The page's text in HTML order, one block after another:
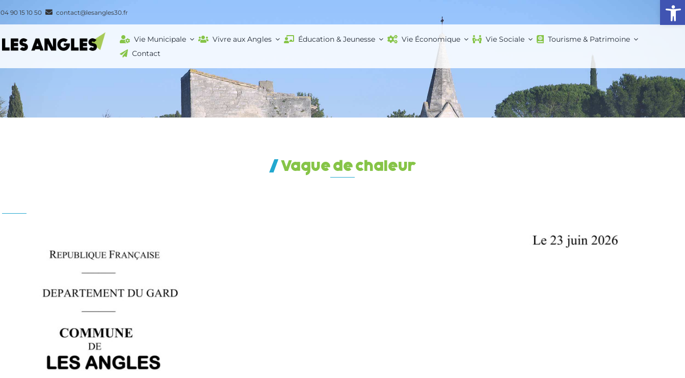
04 90 15 10 50 contact@lesangles30.fr
Vie Municipale Vivre aux Angles Éducation & Jeunesse Vie Économique Vie Sociale
Tourisme & Patrimoine
Contact
Vague de chaleur